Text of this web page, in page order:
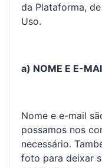
da Plataforma,
Uso.
a) NOME E E-
Nome e e-mail
possamos nos
necessário.
foto para deixar